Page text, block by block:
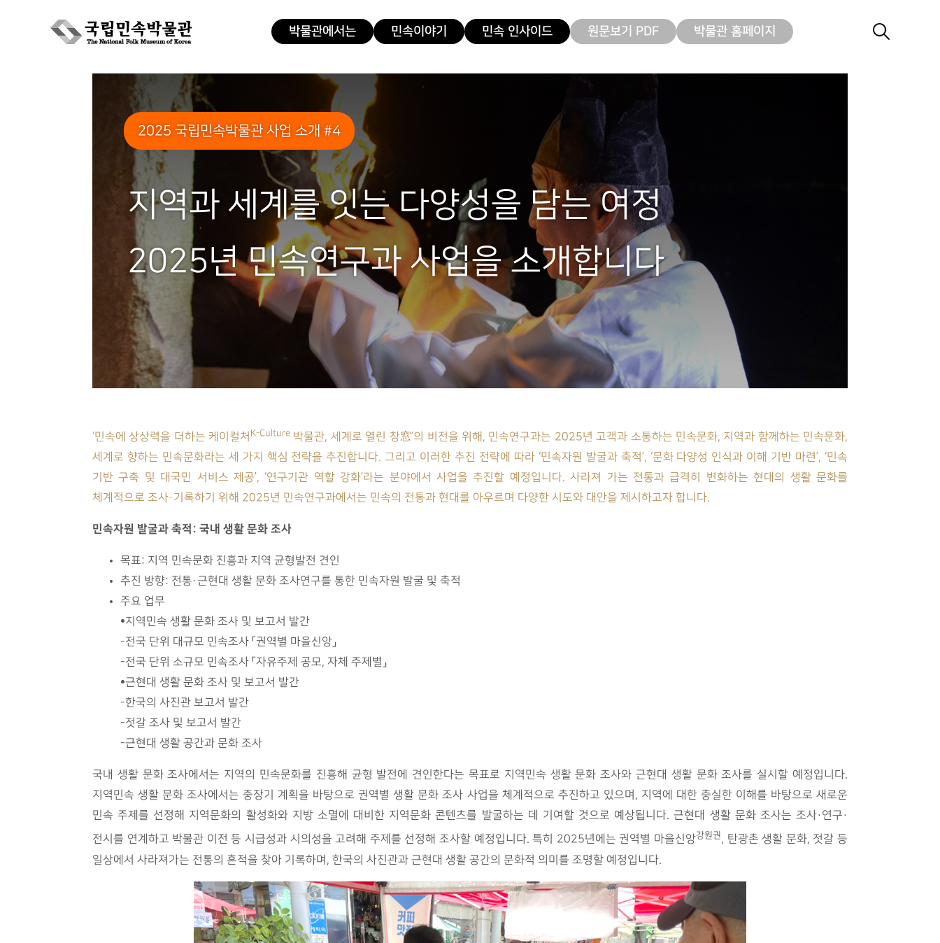
박물관에서는 민속이야기 민속 인사이드 원문보기 PDF 박물관 홈페이지
Skip
2025 국립민속박물관 사업 소개 #4
지역과 세계를 잇는 다양성을 담는 여정
2025년 민속연구과 사업을 소개합니다
‘민속에 상상력을 더하는 케이컬처 K-Culture 박물관, 세계로 열린 창窓’의 비전을 위해, 민속연구과는 2025년 고객과 소통하는 민속문화, 지역과 함께하는 민속문화,
세계로 향하는 민속문화라는 세 가지 핵심 전략을 추진합니다. 그리고 이러한 추진 전략에 따라 ‘민속자원 발굴과 축적’, ‘문화 다양성 인식과 이해 기반 마련’, ‘민속
기반 구축 및 대국민 서비스 제공’, ‘연구기관 역할 강화’라는 분야에서 사업을 추진할 예정입니다. 사라져 가는 전통과 급격히 변화하는 현대의 생활 문화를
체계적으로 조사·기록하기 위해 2025년 민속연구과에서는 민속의 전통과 현대를 아우르며 다양한 시도와 대안을 제시하고자 합니다.
민속자원 발굴과 축적: 국내 생활 문화 조사
목표: 지역 민속문화 진흥과 지역 균형발전 견인
추진 방향: 전통·근현대 생활 문화 조사연구를 통한 민속자원 발굴 및 축적
주요 업무
•지역민속 생활 문화 조사 및 보고서 발간
-전국 단위 대규모 민속조사 「권역별 마을신앙」
-전국 단위 소규모 민속조사 「자유주제 공모, 자체 주제별」
•근현대 생활 문화 조사 및 보고서 발간
-한국의 사진관 보고서 발간
-젓갈 조사 및 보고서 발간
-근현대 생활 공간과 문화 조사
국내 생활 문화 조사에서는 지역의 민속문화를 진흥해 균형 발전에 견인한다는 목표로 지역민속 생활 문화 조사와 근현대 생활 문화 조사를 실시할 예정입니다.
지역민속 생활 문화 조사에서는 중장기 계획을 바탕으로 권역별 생활 문화 조사 사업을 체계적으로 추진하고 있으며, 지역에 대한 충실한 이해를 바탕으로 새로운
민속 주제를 선정해 지역문화의 활성화와 지방 소멸에 대비한 지역문화 콘텐츠를 발굴하는 데 기여할 것으로 예상됩니다. 근현대 생활 문화 조사는 조사·연구·
전시를 연계하고 박물관 이전 등 시급성과 시의성을 고려해 주제를 선정해 조사할 예정입니다. 특히 2025년에는 권역별 마을신앙강원권, 탄광촌 생활 문화, 젓갈 등
일상에서 사라져가는 전통의 흔적을 찾아 기록하며, 한국의 사진관과 근현대 생활 공간의 문화적 의미를 조명할 예정입니다.